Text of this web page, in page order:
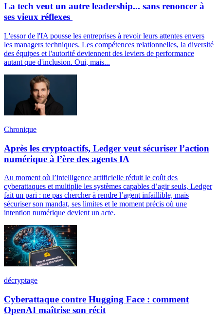
La tech veut un autre leadership... sans renoncer à
ses vieux réflexes
L'essor de l'IA pousse les entreprises à revoir leurs attentes envers
les managers techniques. Les compétences relationnelles, la diversité
des équipes et l'autorité deviennent des leviers de performance
autant que d'inclusion. Oui, mais...
Chronique
Après les cryptoactifs, Ledger veut sécuriser l’action
numérique à l’ère des agents IA
Au moment où l’intelligence artificielle réduit le coût des
cyberattaques et multiplie les systèmes capables d’agir seuls, Ledger
fait un pari : ne pas chercher à rendre l’agent infaillible, mais
sécuriser son mandat, ses limites et le moment précis où une
intention numérique devient un acte.
décryptage
Cyberattaque contre Hugging Face : comment
OpenAI maîtrise son récit